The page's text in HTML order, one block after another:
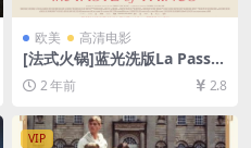
欧美 高清电影
[法式火锅]蓝光洗版La Passio
n de Dodin Bouffant (2023)
[百度网盘+夸克网盘1080P超
清未删减资源][网盘在线播放/
下载][MP4/8.7GB][中文字幕]
2 年前 2.8
VIP